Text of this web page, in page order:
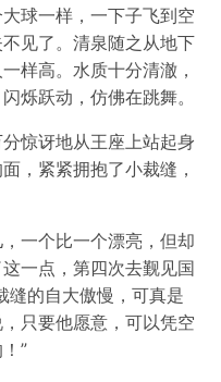
球一样，一下子飞到空
见了。清泉随之从地下
样高。水质十分清澈，
烁跃动，仿佛在跳舞。
惊讶地从王座上站起身
，紧紧拥抱了小裁缝，
一个比一个漂亮，但却
一点，第四次去觐见国
缝的自大傲慢，可真是
只要他愿意，可以凭空
”